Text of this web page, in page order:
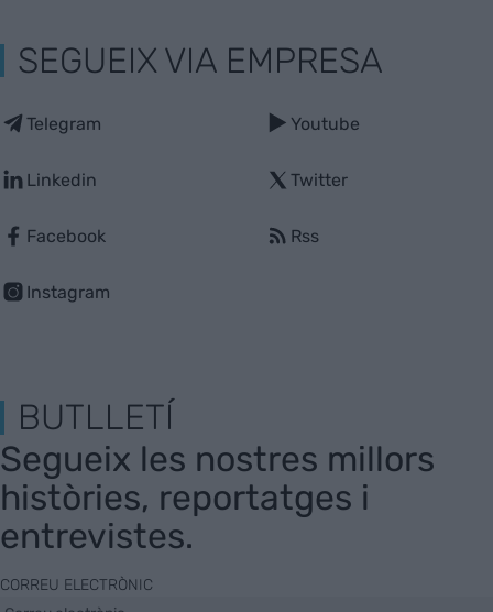
SEGUEIX VIA EMPRESA
Telegram
Linkedin
Facebook
Instagram
Youtube
Twitter
Rss
BUTLLETÍ
Segueix les nostres millors
històries, reportatges i
entrevistes.
CORREU ELECTRÒNIC